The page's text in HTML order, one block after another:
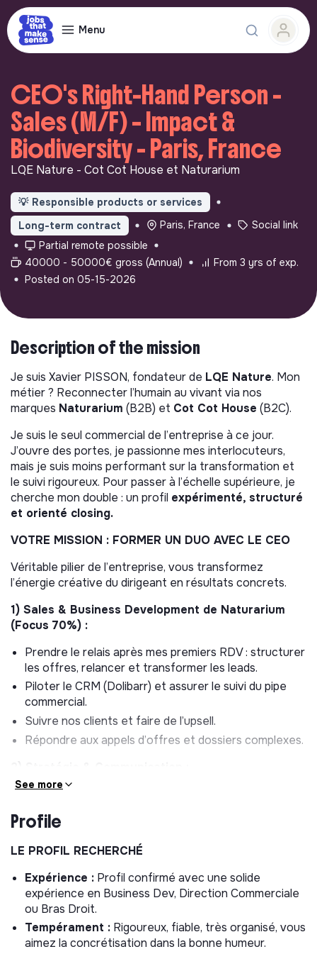
Menu
CEO's Right-Hand Person -
Sales (M/F) – Impact &
Biodiversity - Paris, France
LQE Nature - Cot Cot House et Naturarium
💡 Responsible products or services
Long-term contract
Paris, France
Social link
Partial remote possible
40000 - 50000€ gross (Annual)
From 3 yrs of exp.
Posted on 05-15-2026
Description of the mission
Je suis Xavier PISSON, fondateur de LQE Nature. Mon
métier ? Reconnecter l’humain au vivant via nos
marques Naturarium (B2B) et Cot Cot House (B2C).
Je suis le seul commercial de l’entreprise à ce jour.
J’ouvre des portes, je passionne mes interlocuteurs,
mais je suis moins performant sur la transformation et
le suivi rigoureux. Pour passer à l’échelle supérieure, je
cherche mon double : un profil expérimenté, structuré
et orienté closing.
VOTRE MISSION : FORMER UN DUO AVEC LE CEO
Véritable pilier de l’entreprise, vous transformez
l’énergie créative du dirigeant en résultats concrets.
1) Sales & Business Development de Naturarium
(Focus 70%) :
Prendre le relais après mes premiers RDV : structurer
les offres, relancer et transformer les leads.
Piloter le CRM (Dolibarr) et assurer le suivi du pipe
commercial.
Suivre nos clients et faire de l’upsell.
Répondre aux appels d’offres et dossiers complexes.
Organiser l’agenda stratégique et prioriser les
Suivre les projets internes (tableaux de bord,
reporting, interface partenaires).
terrain, rédaction de cas clients et animation de
LinkedIn.
See more
Profile
LE PROFIL RECHERCHÉ
Expérience : Profil confirmé avec une solide
expérience en Business Dev, Direction Commerciale
ou Bras Droit.
Tempérament : Rigoureux, fiable, très organisé, vous
aimez la concrétisation dans la bonne humeur.